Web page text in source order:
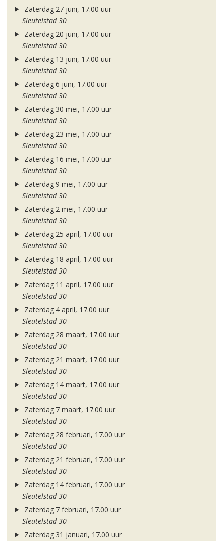
Zaterdag 27 juni, 17.00 uur
Sleutelstad 30
Zaterdag 20 juni, 17.00 uur
Sleutelstad 30
Zaterdag 13 juni, 17.00 uur
Sleutelstad 30
Zaterdag 6 juni, 17.00 uur
Sleutelstad 30
Zaterdag 30 mei, 17.00 uur
Sleutelstad 30
Zaterdag 23 mei, 17.00 uur
Sleutelstad 30
Zaterdag 16 mei, 17.00 uur
Sleutelstad 30
Zaterdag 9 mei, 17.00 uur
Sleutelstad 30
Zaterdag 2 mei, 17.00 uur
Sleutelstad 30
Zaterdag 25 april, 17.00 uur
Sleutelstad 30
Zaterdag 18 april, 17.00 uur
Sleutelstad 30
Zaterdag 11 april, 17.00 uur
Sleutelstad 30
Zaterdag 4 april, 17.00 uur
Sleutelstad 30
Zaterdag 28 maart, 17.00 uur
Sleutelstad 30
Zaterdag 21 maart, 17.00 uur
Sleutelstad 30
Zaterdag 14 maart, 17.00 uur
Sleutelstad 30
Zaterdag 7 maart, 17.00 uur
Sleutelstad 30
Zaterdag 28 februari, 17.00 uur
Sleutelstad 30
Zaterdag 21 februari, 17.00 uur
Sleutelstad 30
Zaterdag 14 februari, 17.00 uur
Sleutelstad 30
Zaterdag 7 februari, 17.00 uur
Sleutelstad 30
Zaterdag 31 januari, 17.00 uur